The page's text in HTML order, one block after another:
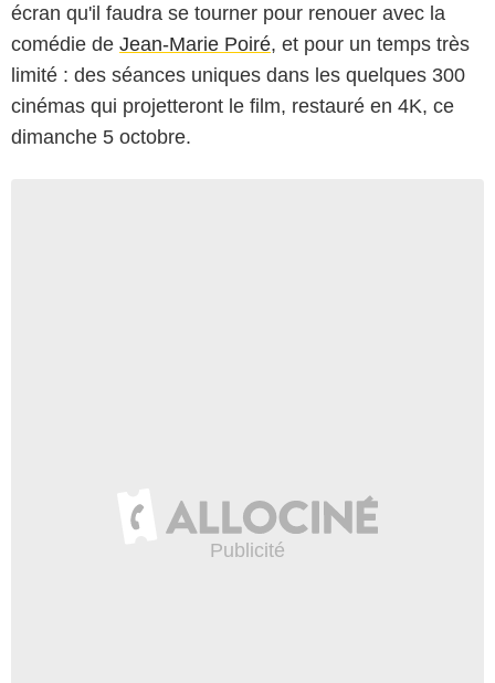
écran qu'il faudra se tourner pour renouer avec la
comédie de Jean-Marie Poiré, et pour un temps très
limité : des séances uniques dans les quelques 300
cinémas qui projetteront le film, restauré en 4K, ce
dimanche 5 octobre.